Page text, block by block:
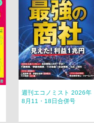
週刊エコノミスト 2026年
8月11・18日合併号